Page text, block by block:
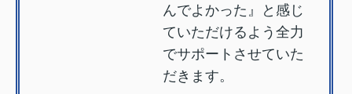
んでよかった』と感じ
ていただけるよう全力
でサポートさせていた
だきます。